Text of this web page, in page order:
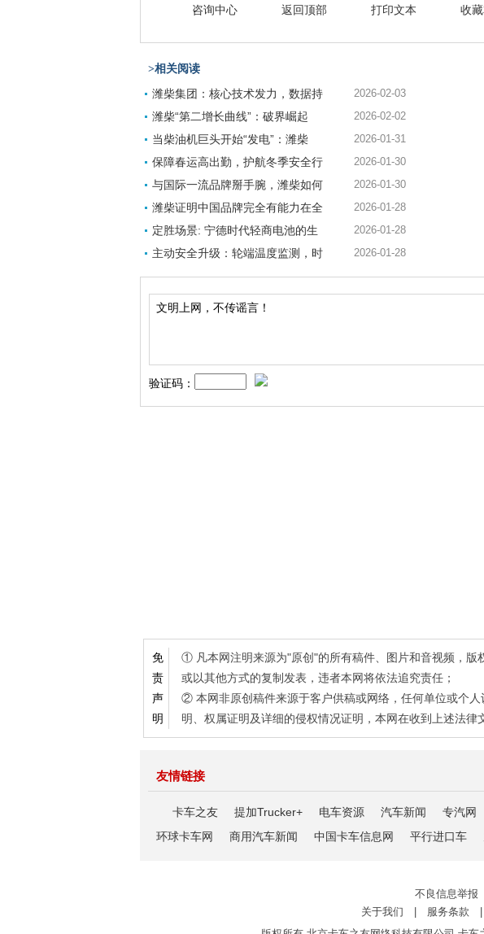
咨询中心 返回顶部 打印文本 收
>相关阅读
潍柴集团：核心技术发力，数据持 2026-02-03
潍柴“第二增长曲线”：破界崛起 2026-02-02
当柴油机巨头开始“发电”：潍柴 2026-01-31
保障春运高出勤，护航冬季安全行 2026-01-30
与国际一流品牌掰手腕，潍柴如何 2026-01-30
潍柴证明中国品牌完全有能力在全 2026-01-28
定胜场景: 宁德时代轻商电池的生 2026-01-28
主动安全升级：轮端温度监测，时 2026-01-28
验证码：
免
责
声
明
① 凡本网注明来源为"原创"的所有稿件、图片和音视频，版
或以其他方式的复制发表，违者本网将依法追究责任；
② 本网非原创稿件来源于客户供稿或网络，任何单位或个
明、权属证明及详细的侵权情况证明，本网在收到上述法律
友情链接
卡车之友 提加Trucker+ 电车资源 汽车新闻 专汽网
环球卡车网
商用汽车新闻 中国卡车信息网 平行进口车
不良信息举
关于我们
服务条款